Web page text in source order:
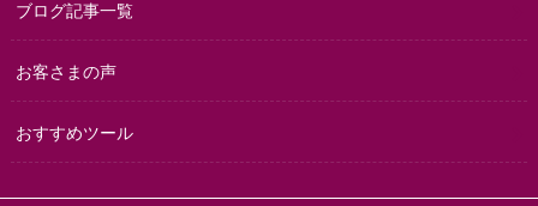
ブログ記事一覧
お客さまの声
おすすめツール